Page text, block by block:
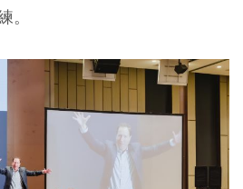
。